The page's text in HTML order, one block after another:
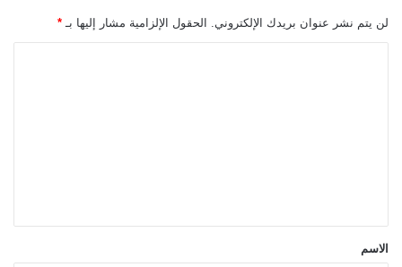
لن يتم نشر عنوان بريدك الإلكتروني. الحقول الإلزامية مشار إليها بـ *
*الاسم